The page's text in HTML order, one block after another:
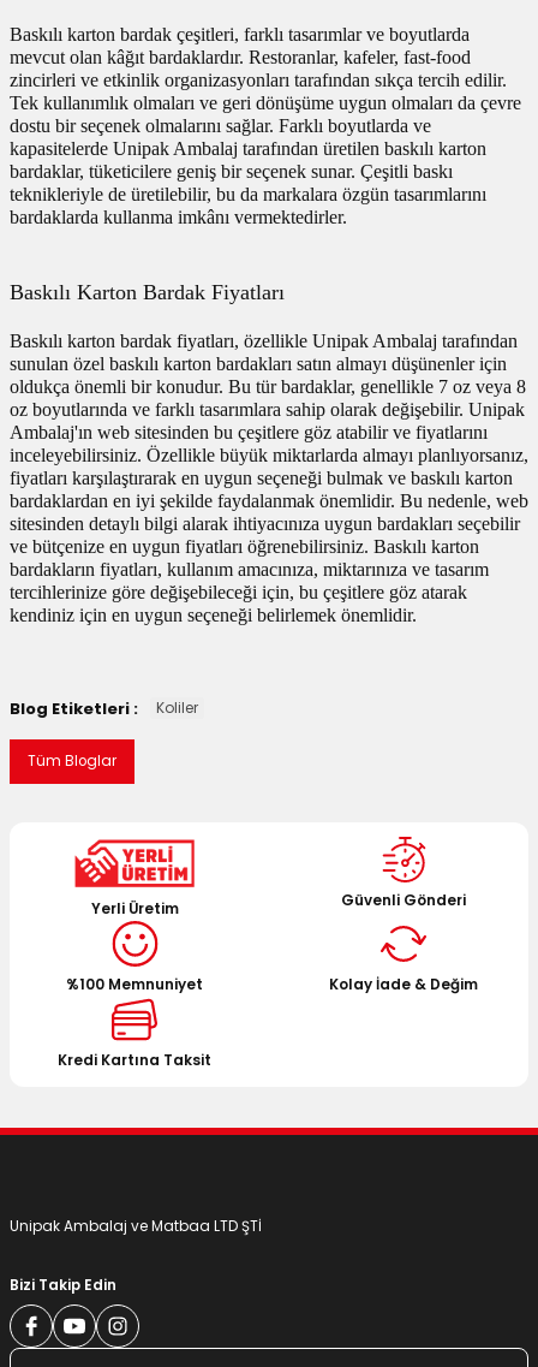
Baskılı karton bardak çeşitleri, farklı tasarımlar ve boyutlarda
mevcut olan kâğıt bardaklardır. Restoranlar, kafeler, fast-food
zincirleri ve etkinlik organizasyonları tarafından sıkça tercih edilir.
Tek kullanımlık olmaları ve geri dönüşüme uygun olmaları da çevre
dostu bir seçenek olmalarını sağlar. Farklı boyutlarda ve
kapasitelerde Unipak Ambalaj tarafından üretilen baskılı karton
bardaklar, tüketicilere geniş bir seçenek sunar. Çeşitli baskı
teknikleriyle de üretilebilir, bu da markalara özgün tasarımlarını
bardaklarda kullanma imkânı vermektedirler.
Baskılı Karton Bardak Fiyatları
Baskılı karton bardak fiyatları, özellikle Unipak Ambalaj tarafından
sunulan özel baskılı karton bardakları satın almayı düşünenler için
oldukça önemli bir konudur. Bu tür bardaklar, genellikle 7 oz veya 8
oz boyutlarında ve farklı tasarımlara sahip olarak değişebilir. Unipak
Ambalaj'ın web sitesinden bu çeşitlere göz atabilir ve fiyatlarını
inceleyebilirsiniz. Özellikle büyük miktarlarda almayı planlıyorsanız,
fiyatları karşılaştırarak en uygun seçeneği bulmak ve baskılı karton
bardaklardan en iyi şekilde faydalanmak önemlidir. Bu nedenle, web
sitesinden detaylı bilgi alarak ihtiyacınıza uygun bardakları seçebilir
ve bütçenize en uygun fiyatları öğrenebilirsiniz. Baskılı karton
bardakların fiyatları, kullanım amacınıza, miktarınıza ve tasarım
tercihlerinize göre değişebileceği için, bu çeşitlere göz atarak
kendiniz için en uygun seçeneği belirlemek önemlidir.
Blog Etiketleri : Koliler
Tüm Bloglar
Yerli Üretim Güvenli Gönderi
%100 Memnuniyet Kolay İade & Değim
Kredi Kartına Taksit
Unipak Ambalaj ve Matbaa LTD ŞTİ
Bizi Takip Edin